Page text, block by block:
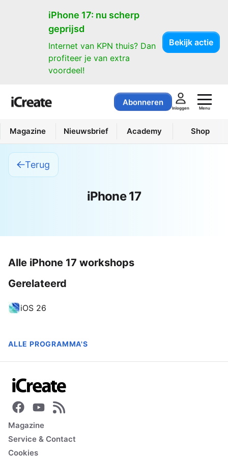
iPhone 17: nu scherp
geprijsd
Internet van KPN thuis? Dan
profiteer je van extra
voordeel!
Bekijk actie
Abonneren
Inloggen Menu
Magazine Nieuwsbrief Academy Shop
Terug
iPhone 17
Gerelateerd
iOS 26
ALLE PROGRAMMA'S
Alle iPhone 17 workshops
Magazine
Service & Contact
Cookies